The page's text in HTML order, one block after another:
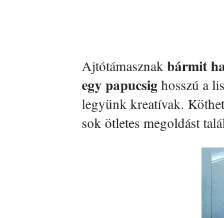
Ajtótámasznak bármit
egy papucsig hosszú a
legyünk kreatívak.
sok ötletes megoldást